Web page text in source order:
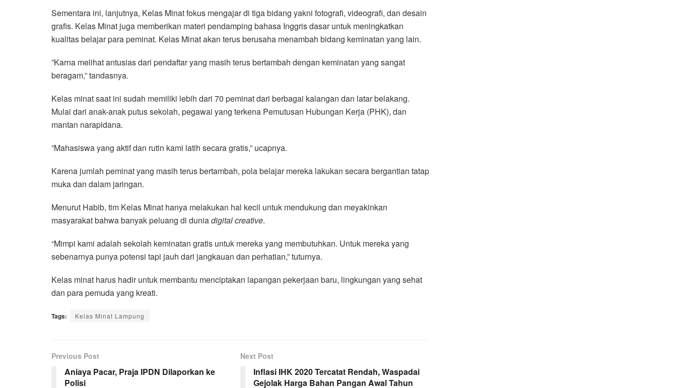
Sementara ini, lanjutnya, Kelas Minat fokus mengajar di tiga bidang yakni fotografi, videografi, dan desain
grafis. Kelas Minat juga memberikan materi pendamping bahasa Inggris dasar untuk meningkatkan
kualitas belajar para peminat. Kelas Minat akan terus berusaha menambah bidang keminatan yang lain.
”Karna melihat antusias dari pendaftar yang masih terus bertambah dengan keminatan yang sangat
beragam,” tandasnya.
Kelas minat saat ini sudah memiliki lebih dari 70 peminat dari berbagai kalangan dan latar belakang.
Mulai dari anak-anak putus sekolah, pegawai yang terkena Pemutusan Hubungan Kerja (PHK), dan
mantan narapidana.
”Mahasiswa yang aktif dan rutin kami latih secara gratis,” ucapnya.
Karena jumlah peminat yang masih terus bertambah, pola belajar mereka lakukan secara bergantian tatap
muka dan dalam jaringan.
Menurut Habib, tim Kelas Minat hanya melakukan hal kecil untuk mendukung dan meyakinkan
masyarakat bahwa banyak peluang di duniadigital creative.
“Mimpi kami adalah sekolah keminatan gratis untuk mereka yang membutuhkan. Untuk mereka yang
sebenarnya punya potensi tapi jauh dari jangkauan dan perhatian,” tuturnya.
Kelas minat harus hadir untuk membantu menciptakan lapangan pekerjaan baru, lingkungan yang sehat
dan para pemuda yang kreati.
Tags: Kelas Minat Lampung
Previous Post
Aniaya Pacar, Praja IPDN Dilaporkan ke
Polisi
Next Post
Inflasi IHK 2020 Tercatat Rendah, Waspadai
Gejolak Harga Bahan Pangan Awal Tahun